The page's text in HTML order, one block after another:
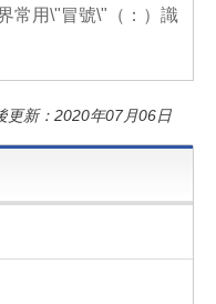
常用\"冒號\"（：）識
新：2020年07月06日